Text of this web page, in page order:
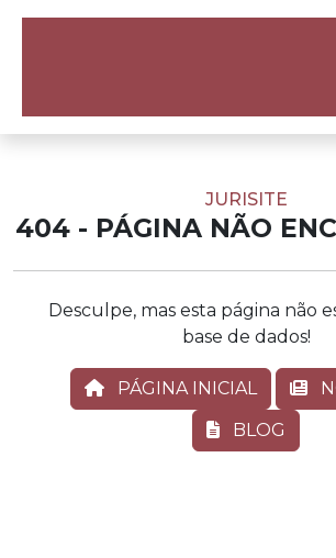
JURISITE
404 - PÁGINA NÃO
Desculpe, mas esta página não
base de dados!
PÁGINA INICIAL
BLOG